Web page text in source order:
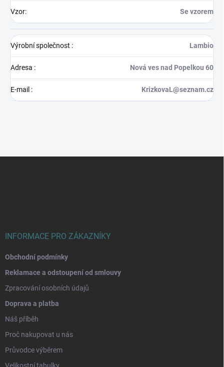
Vzor: Se vzorem
Výrobní společnost : Lambio
Adresa : Nová ves nad Popelkou 60
E-mail : KrizkovaL@seznam.cz
INFORMACE PRO ZÁKAZNÍKY
Obchodní podmínky
Reklamace a odstoupení od smlouvy
Zpracování osobních údajů
Doprava a platba
Náš příběh
Proč nakupovat u nás
Průvodce výběrem